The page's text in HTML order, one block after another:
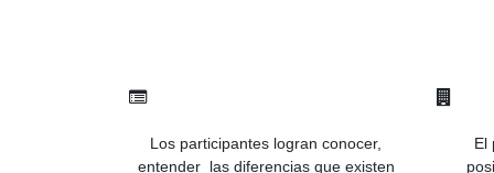
Los participantes logran conocer,
entender las diferencias que existen
El